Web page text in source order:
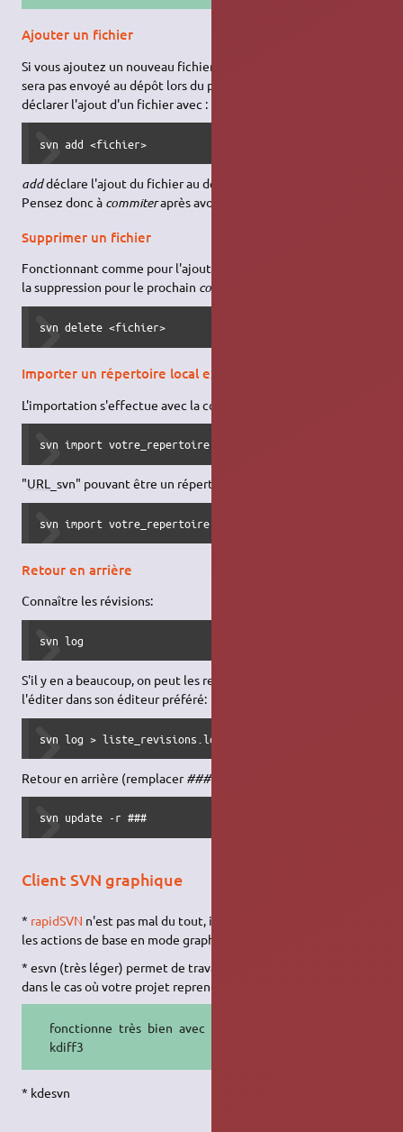
Ajouter un fichier
Si vous ajoutez un nouveau fichier à votre copie locale, il ne
sera pas envoyé au dépôt lors du prochain
déclarer l'ajout d'un fichier avec :
svn add <fichier>
adddéclare l'ajout du fichier au dépôt pour le prochain
Pensez donc à commiteraprès avoir ajouté un fichier.
Supprimer un fichier
Fonctionnant comme pour l'ajout d'un fichier, la déclaration de
la suppression pour le prochain commit
svn delete <fichier>
Importer un répertoire local existant
L'importation s'effectue avec la commande :
svn import votre_repertoire URL_svn
"URL _svn" pouvant être un répertoire local, il suffit de faire:
svn import votre_repertoire file:///repertoire_svn
Retour en arrière
Connaître les révisions:
svn log
S'il y en a beaucoup, on peut les rediriger dans un fichier pour
l'éditer dans son éditeur préféré:
svn log > liste_revisions.log
Retour en arrière (remplacer###par le numéro de la révision):
svn update -r ###
Client SVN graphique
* rapidSVN n'est pas mal du tout, il permet de réaliser toutes
les actions de base en mode graphique.
* esvn (très léger) permet de travailler avec des "workspaces",
dans le cas où votre projet reprend des dépôts différents.
fonctionne très bien avec fldiff et
kdiff3
* kdesvn